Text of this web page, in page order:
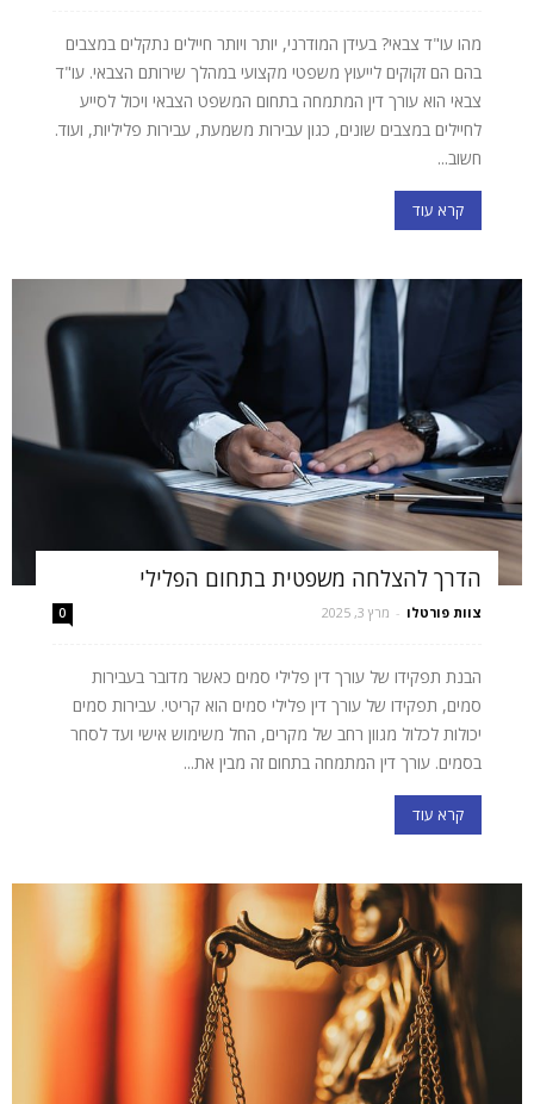
מהו עו"ד צבאי? בעידן המודרני, יותר ויותר חיילים נתקלים במצבים
בהם הם זקוקים לייעוץ משפטי מקצועי במהלך שירותם הצבאי. עו"ד
צבאי הוא עורך דין המתמחה בתחום המשפט הצבאי ויכול לסייע
לחיילים במצבים שונים, כגון עבירות משמעת, עבירות פליליות, ועוד.
חשוב...
קרא עוד
הדרך להצלחה משפטית בתחום הפלילי
צוות פורטלו - מרץ 3, 2025 0
הבנת תפקידו של עורך דין פלילי סמים כאשר מדובר בעבירות
סמים, תפקידו של עורך דין פלילי סמים הוא קריטי. עבירות סמים
יכולות לכלול מגוון רחב של מקרים, החל משימוש אישי ועד לסחר
בסמים. עורך דין המתמחה בתחום זה מבין את...
קרא עוד